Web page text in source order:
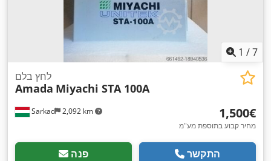
1 /7
Sarkad 2,092 km
לחץ בלם
Amada Miyachi STA 100A
‏1,500 ‏€
מחיר קבוע בתוספת מע"מ
פנה התקשר